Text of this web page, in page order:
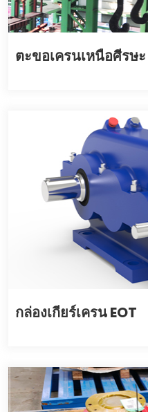
ตะขอเครนเหนือศีรษะ
กล่องเกียร์เครน EOT